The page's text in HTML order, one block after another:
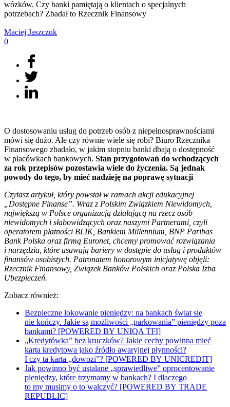
Maciej Jaszczuk
0
O dostosowaniu usług do potrzeb osób z niepełnosprawnościami
mówi się dużo. Ale czy równie wiele się robi? Biuro Rzecznika
Finansowego zbadało, w jakim stopniu banki dbają o dostępność
w placówkach bankowych. Stan przygotowań do wchodzących
za rok przepisów pozostawia wiele do życzenia. Są jednak
powody do tego, by mieć nadzieję na poprawę sytuacji
Czytasz artykuł, który powstał w ramach akcji edukacyjnej
Dostępne Finanse”. Wraz z Polskim Związkiem Niewidomych
największą w Polsce organizacją działającą na rzecz osób
niewidomych i słabowidzących oraz naszymi Partnerami, czyli
operatorem płatności BLIK, Bankiem Millennium, BNP Paribas
Bank Polska oraz firmą Euronet, chcemy promować rozwiązania
i narzędzia, które usuwają bariery w dostępie do usług i produktów
finansów osobistych. Patronatem honorowym inicjatywę objęli:
Rzecznik Finansowy, Związek Banków Polskich oraz Polska Izba
Ubezpieczeń.
Zobacz również:
Bezpieczne lokowanie pieniędzy: na bankach świat się
nie kończy. Jakie są możliwości „parkowania” pieniędzy poza
bankami? [POWERED BY UNIQA TFI]
„Kredytówka” bez kruczków? Jakie cechy powinna mieć
karta kredytowa jako źródło awaryjnej płynności?
I czy ta karta „dowozi”? [POWERED BY UNICREDIT]
Jak powinno być ustalane „sprawiedliwe” oprocentowanie
pieniędzy, które trzymamy w bankach? I dlaczego
to my musimy o to walczyć? [POWERED BY TRADE
REPUBLIC]